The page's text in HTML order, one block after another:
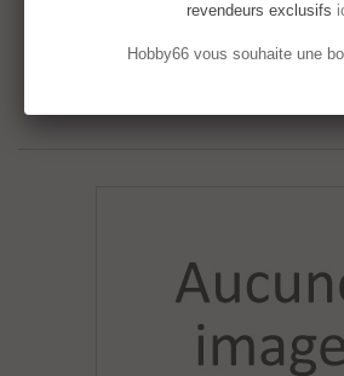
revendeurs exclusifs
Hobby66 vous souhaite une